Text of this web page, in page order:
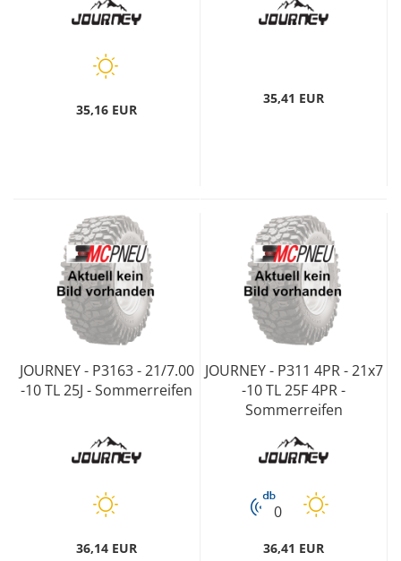
35,16 EUR
35,41 EUR
JOURNEY - P3163 - 21/7.00
-10 TL 25J - Sommerreifen
36,14 EUR
JOURNEY - P311 4PR - 21x7
-10 TL 25F 4PR -
Sommerreifen
0
36,41 EUR